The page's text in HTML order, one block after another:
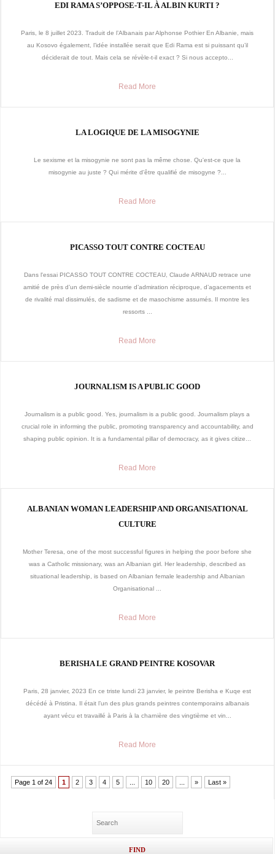
EDI RAMA S’OPPOSE-T-IL À ALBIN KURTI ?
Paris, le 8 juillet 2023. Traduit de l’Albanais par Alphonse Pothier En Albanie, mais
au Kosovo également, l’idée installée serait que Edi Rama est si puissant qu’il
déciderait de tout. Mais cela se révèle-t-il exact ? Si nous accepto...
Read More
LA LOGIQUE DE LA MISOGYNIE
Le sexisme et la misogynie ne sont pas la même chose. Qu'est-ce que la
misogynie au juste ? Qui mérite d'être qualifié de misogyne ?...
Read More
PICASSO TOUT CONTRE COCTEAU
Dans l'essai PICASSO TOUT CONTRE COCTEAU, Claude ARNAUD retrace une
amitié de près d’un demi-siècle nourrie d’admiration réciproque, d’agacements et
de rivalité mal dissimulés, de sadisme et de masochisme assumés. Il montre les
ressorts ...
Read More
JOURNALISM IS A PUBLIC GOOD
Journalism is a public good. Yes, journalism is a public good. Journalism plays a
crucial role in informing the public, promoting transparency and accountability, and
shaping public opinion. It is a fundamental pillar of democracy, as it gives citize...
Read More
ALBANIAN WOMAN LEADERSHIP AND ORGANISATIONAL
CULTURE
Mother Teresa, one of the most successful figures in helping the poor before she
was a Catholic missionary, was an Albanian girl. Her leadership, described as
situational leadership, is based on Albanian female leadership and Albanian
Organisational ...
Read More
BERISHA LE GRAND PEINTRE KOSOVAR
Paris, 28 janvier, 2023 En ce triste lundi 23 janvier, le peintre Berisha e Kuqe est
décédé à Pristina. Il était l’un des plus grands peintres contemporains albanais
ayant vécu et travaillé à Paris à la charnière des vingtième et vin...
Read More
Page 1 of 24 1 2 3 4 5 10 20 » Last »